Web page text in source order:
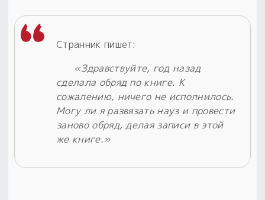
Странник пишет:
«Здравствуйте, год назад
сделала обряд по книге. К
сожалению, ничего не исполнилось.
Могу ли я развязать науз и провести
заново обряд, делая записи в этой
же книге.»